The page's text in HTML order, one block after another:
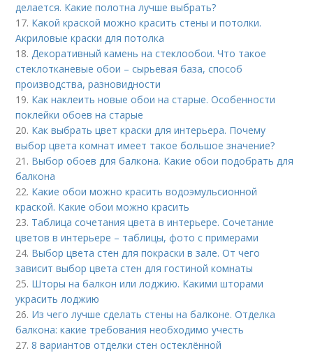
делается. Какие полотна лучше выбрать?
17. Какой краской можно красить стены и потолки.
Акриловые краски для потолка
18.Декоративный камень на стеклообои. Что такое
стеклотканевые обои – сырьевая база, способ
производства, разновидности
19. Как наклеить новые обои на старые. Особенности
поклейки обоев на старые
20. Как выбрать цвет краски для интерьера. Почему
выбор цвета комнат имеет такое большое значение?
21. Выбор обоев для балкона. Какие обои подобрать для
балкона
22. Какие обои можно красить водоэмульсионной
краской. Какие обои можно красить
23. Таблица сочетания цвета в интерьере. Сочетание
цветов в интерьере – таблицы, фото с примерами
24. Выбор цвета стен для покраски в зале. От чего
зависит выбор цвета стен для гостиной комнаты
25. Шторы на балкон или лоджию. Какими шторами
украсить лоджию
26. Из чего лучше сделать стены на балконе. Отделка
балкона: какие требования необходимо учесть
27.8 вариантов отделки стен остеклённой